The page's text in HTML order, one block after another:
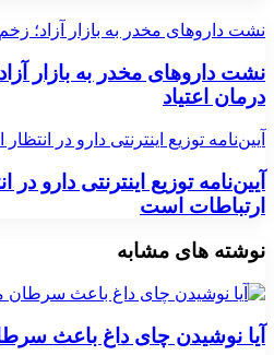
نشت داروهای مخدر به بازار آزاد؛
نشت داروهای مخدر به بازار
درمان اعتیاد
آیین‌نامه توزیع اینترنتی دارو در
آیین‌نامه توزیع اینترنتی دارو
ارتباطات است
نوشته های مشابه
آیا نوشیدن چای داغ باعث